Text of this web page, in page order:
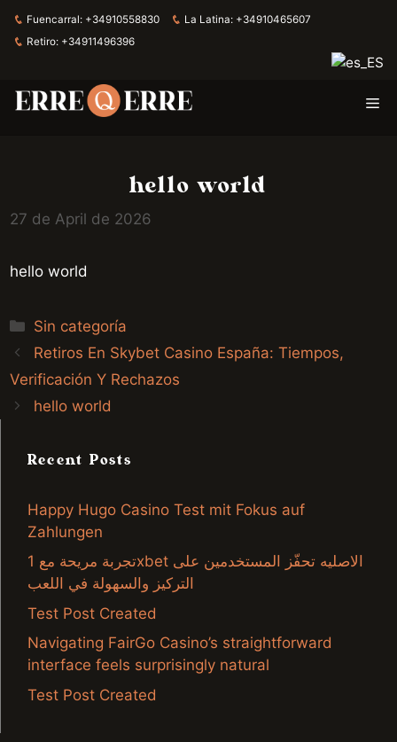
Fuencarral: +34910558830 La Latina: +34910465607
Retiro: +34911496396
Skip
hello world
27 de April de 2026
hello world
Categories
Sin categoría
Retiros En Skybet Casino España: Tiempos,
Verificación Y Rechazos
hello world
Recent Posts
Happy Hugo Casino Test mit Fokus auf
Zahlungen
تجربة مريحة مع 1xbet الاصليه تحفّز المستخدمين على
التركيز والسهولة في اللعب
Test Post Created
Navigating FairGo Casino’s straightforward
interface feels surprisingly natural
Test Post Created